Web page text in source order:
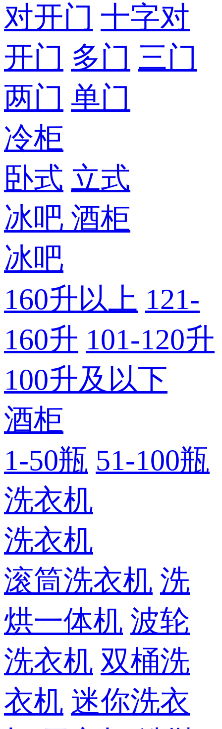
对开门 十字对
开门 多门 三门
两门 单门
冷柜
卧式 立式
冰吧 酒柜
冰吧
160升以上 121-
160升 101-120升
100升及以下
酒柜
1-50瓶 51-100瓶
洗衣机
洗衣机
滚筒洗衣机 洗
烘一体机 波轮
洗衣机 双桶洗
衣机 迷你洗衣